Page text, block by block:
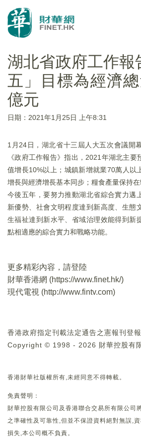
湖北省政府工作報
五」目標為經濟
億元
日期：2021年1月25日 上午8:31
1月24日，湖北省十三屆人大五次會議開
《政府工作報告》指出，2021年湖北主
值增長10%以上；城鎮新增就業70萬人以
增長與經濟增長基本同步；糧食產量保持
今後五年，要努力推動湖北省綜合實力邁
新優勢、社會文明程度達到新高度、生態
生福祉達到新水平、省域治理效能得到新
點相適應的綜合實力和戰略功能。
更多精彩內容，請登陸
財華香港網 (https://www.finet.hk/)
現代電視 (http://www.fintv.com)
香港政府指定刊載法定通告之憲報刊登
Copyright © 1998 - 2026 財華控股有
香港財華社版權所有,未經同意不得轉載。
免責聲明：
財華控股有限公司及香港聯合交易所有限公司
之準確性及可靠性,但並不保證資料絕對無誤,
損失,本公司概不負責。